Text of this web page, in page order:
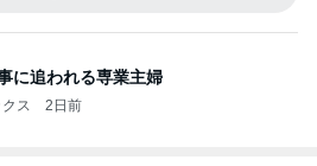
に追われる専業主婦
ス 2日前